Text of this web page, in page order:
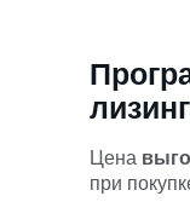
Цена
при